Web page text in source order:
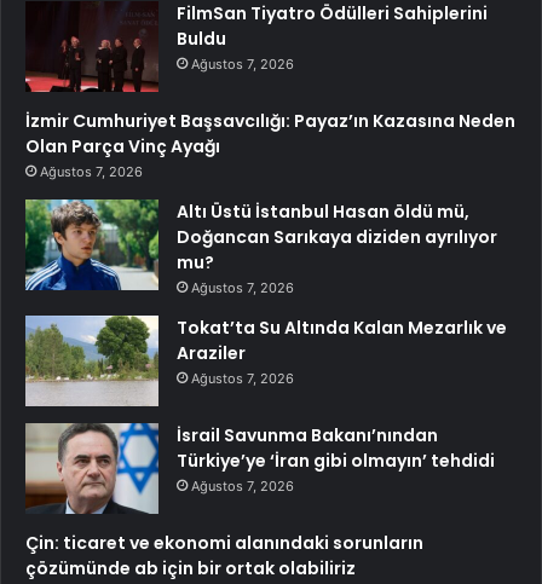
FilmSan Tiyatro Ödülleri Sahiplerini
Buldu
Ağustos 7, 2026
İzmir Cumhuriyet Başsavcılığı: Payaz’ın Kazasına Neden
Olan Parça Vinç Ayağı
Ağustos 7, 2026
Altı Üstü İstanbul Hasan öldü mü,
Doğancan Sarıkaya diziden ayrılıyor
mu?
Ağustos 7, 2026
Tokat’ta Su Altında Kalan Mezarlık ve
Araziler
Ağustos 7, 2026
İsrail Savunma Bakanı’nından
Türkiye’ye ‘İran gibi olmayın’ tehdidi
Ağustos 7, 2026
Çin: ticaret ve ekonomi alanındaki sorunların
çözümünde ab için bir ortak olabiliriz